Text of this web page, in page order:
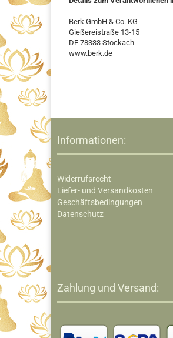
Berk GmbH & Co. KG
Gießereistraße 13-15
DE 78333 Stockach
www.berk.de
Informationen:
Widerrufsrecht
Liefer- und Versandkosten
Geschäftsbedingungen
Datenschutz
Zahlung und Versand: